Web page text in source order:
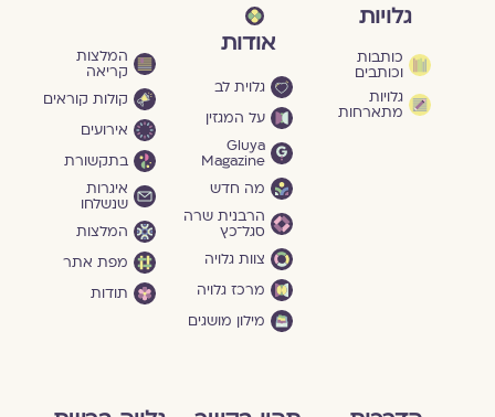
גלויות
כותבות
וכותבים
גלויות
מתארחות
אודות
גלוית לב
על המגזין
Gluya
Magazine
מה חדש
הרבנית שרה
סגל־כץ
צוות גלויה
מרכז גלויה
מילון מושגים
המלצות
קריאה
קולות קוראים
אירועים
בתקשורת
איגרות
שנשלחו
המלצות
מפת אתר
תודות